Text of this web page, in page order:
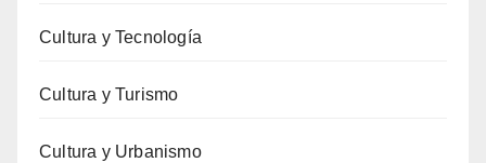
Cultura y Tecnología
Cultura y Turismo
Cultura y Urbanismo